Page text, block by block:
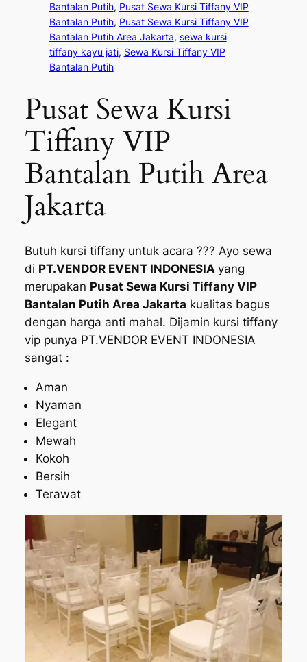
Bantalan Putih, Pusat Sewa Kursi Tiffany VIP
Bantalan Putih, Pusat Sewa Kursi Tiffany VIP
Bantalan Putih Area Jakarta, sewa kursi
tiffany kayu jati, Sewa Kursi Tiffany VIP
Bantalan Putih
Pusat Sewa Kursi
Tiffany VIP
Bantalan Putih Area
Jakarta
Butuh kursi tiffany untuk acara ??? Ayo sewa
di PT.VENDOR EVENT INDONESIA yang
merupakan Pusat Sewa Kursi Tiffany VIP
Bantalan Putih Area Jakarta kualitas bagus
dengan harga anti mahal. Dijamin kursi tiffany
vip punya PT.VENDOR EVENT INDONESIA
sangat :
Aman
Nyaman
Elegant
Mewah
Kokoh
Bersih
Terawat